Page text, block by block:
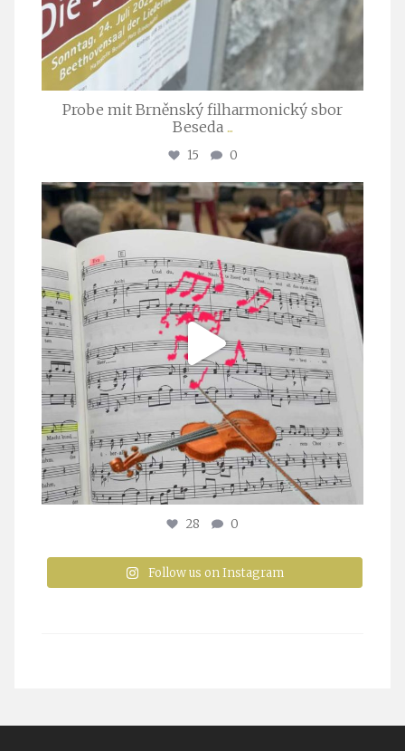
Probe mit Brněnský filharmonický sbor
Beseda ...
15 0
stuttgarter_oratorienchor
Juli 23
28 0
Follow us on Instagram